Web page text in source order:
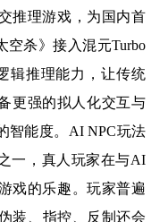
推理游戏，为国内首
空杀》接入混元Turbo
辑推理能力，让传统
更强的拟人化交互与
智能度。AI NPC玩法
一，真人玩家在与AI
戏的乐趣。玩家普遍
装、指控、反制还会